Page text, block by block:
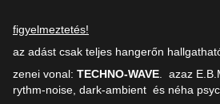
figyelmeztetés!
az adást csak teljes hangerőn
zenei vonal: TECHNO-WAVE . azaz
rythm-noise, dark-ambient és néha